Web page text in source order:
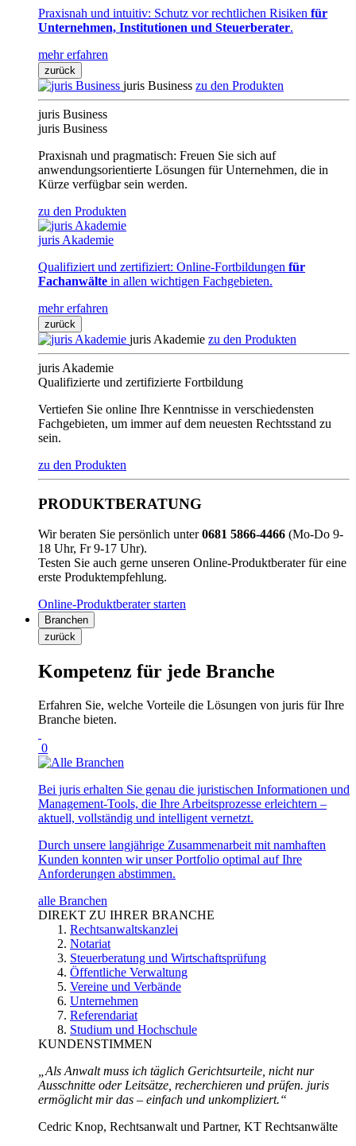
Praxisnah und intuitiv: Schutz vor rechtlichen Risiken für
Unternehmen, Institutionen und Steuerberater.
mehr erfahren
zurück
juris Business zu den Produkten
juris Business
juris Business
Praxisnah und pragmatisch: Freuen Sie sich auf
anwendungsorientierte Lösungen für Unternehmen, die in
Kürze verfügbar sein werden.
zu den Produkten
juris Akademie
Qualifiziert und zertifiziert: Online-Fortbildungen für
Fachanwälte in allen wichtigen Fachgebieten.
mehr erfahren
zurück
juris Akademie zu den Produkten
juris Akademie
Qualifizierte und zertifizierte Fortbildung
Vertiefen Sie online Ihre Kenntnisse in verschiedensten
Fachgebieten, um immer auf dem neuesten Rechtsstand zu
sein.
zu den Produkten
PRODUKTBERATUNG
Wir beraten Sie persönlich unter0681 5866-4466 (Mo-Do 9-
18 Uhr, Fr 9-17 Uhr).
Testen Sie auch gerne unseren Online-Produktberater für eine
erste Produktempfehlung.
Online-Produktberater starten
Branchen
zurück
Kompetenz für jede Branche
Erfahren Sie, welche Vorteile die Lösungen von juris für Ihre
Branche bieten.
0
Bei juris erhalten Sie genau die juristischen Informationen und
Management-Tools, die Ihre Arbeitsprozesse erleichtern –
aktuell, vollständig und intelligent vernetzt.
Durch unsere langjährige Zusammenarbeit mit namhaften
Kunden konnten wir unser Portfolio optimal auf Ihre
Anforderungen abstimmen.
alle Branchen
DIREKT ZU IHRER BRANCHE
Rechtsanwaltskanzlei
Notariat
Steuerberatung und Wirtschaftsprüfung
Öffentliche Verwaltung
Vereine und Verbände
Unternehmen
Referendariat
Studium und Hochschule
KUNDENSTIMMEN
„Als Anwalt muss ich täglich Gerichtsurteile, nicht nur
Ausschnitte oder Leitsätze, recherchieren und prüfen. juris
ermöglicht mir das – einfach und unkompliziert.“
Cedric Knop, Rechtsanwalt und Partner, KT Rechtsanwälte